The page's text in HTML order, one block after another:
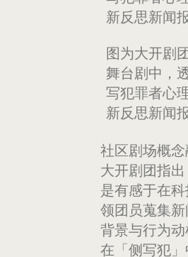
图为大开剧
舞台剧中，
写犯罪者心
新反思新闻
社区剧场概念
大开剧团指
是有感于在
领团员蒐集
背景与行为动
在「侧写犯